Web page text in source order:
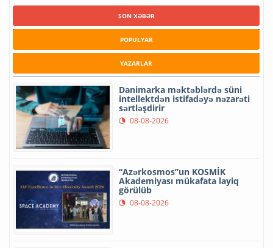
SON XƏBƏR
POPULYAR
YAZARLAR
Danimarka məktəblərdə süni
intellektdən istifadəyə nəzarəti
sərtləşdirir
08-08-2026
“Azərkosmos”un KOSMİK
Akademiyası mükafata layiq
görülüb
08-08-2026